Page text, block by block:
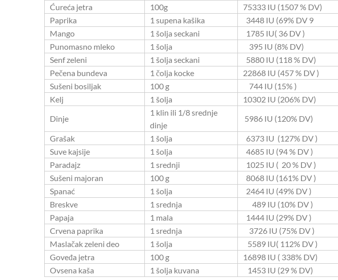
Ćureća jetra
100g 75333 IU (1507 % DV)
Paprika
1 supena kašika 3448 IU (69% DV 9
Mango
1 šolja seckani 1785 IU( 36 DV )
Punomasno mleko
1 šolja 395 IU (8% DV)
Senf zeleni
1 šolja seckani 5880 IU (118 % DV)
Pečena bundeva
1 čolja kocke 22868 IU (457 % DV )
Sušeni bosiljak
100 g 744 IU (15% )
Kelj
1 šolja 10302 IU (206% DV)
Dinje
1 klin ili 1/8 srednje
dinje
5986 IU (120% DV)
Grašak 1 šolja 6373 IU (127% DV )
Suve kajsije
1 šolja 4685 IU (94 % DV )
Paradajz
1 srednji 1025 IU ( 20 % DV )
Sušeni majoran
100 g 8068 IU (161% DV )
Spanać
1 šolja 2464 IU (49% DV )
Breskve
1 srednja 489 IU (10% DV )
Papaja
1 mala 1444 IU (29% DV )
Crvena paprika
1 srednja 3726 IU (75% DV )
Maslačak zeleni deo
1 šolja 5589 IU( 112% DV )
Goveđa jetra
100 g 16898 IU ( 338% DV)
Ovsena kaša
1 šolja kuvana 1453 IU (29 % DV)